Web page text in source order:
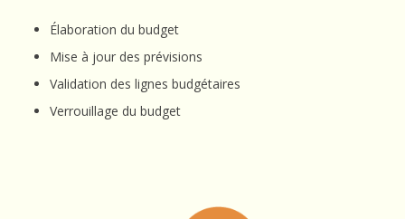
Élaboration du budget
Mise à jour des prévisions
Validation des lignes budgétaires
Verrouillage du budget